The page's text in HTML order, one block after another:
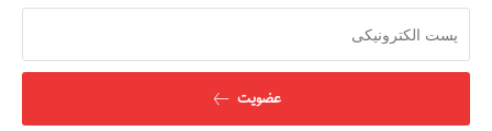
عضویت